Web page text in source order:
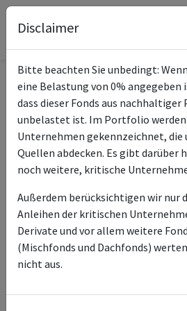
Informationen zum Unternehmen
Name Samsung
Website https://
Kurzbeschreibung
Samsung
in Korea
das sich
beschäftigt.
Disclaimer
Bitte beachten Sie unbedingt:
eine Belastung von 0%
dass dieser Fonds aus nachhaltiger
unbelastet ist. Im Portfolio werden
Unternehmen gekennzeichnet, die
Quellen abdecken. Es gibt darüber
noch weitere, kritische
Außerdem berücksichtigen wir nur
Anleihen der kritischen
Derivate und vor allem weitere
(Mischfonds und Dachfonds)
nicht aus.